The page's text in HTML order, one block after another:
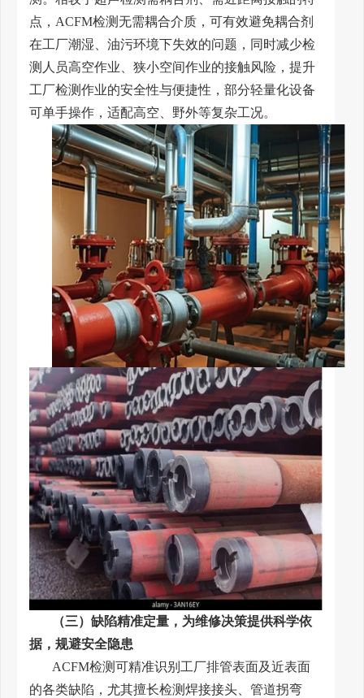
点，ACFM检测无需耦合介质，可有效避免耦合剂
在工厂潮湿、油污环境下失效的问题，同时减少检
测人员高空作业、狭小空间作业的接触风险，提升
工厂检测作业的安全性与便捷性，部分轻量化设备
可单手操作，适配高空、野外等复杂工况。
（三）缺陷精准定量，为维修决策提供科学依
据，规避安全隐患
ACFM检测可精准识别工厂排管表面及近表面
的各类缺陷，尤其擅长检测焊接接头、管道拐弯